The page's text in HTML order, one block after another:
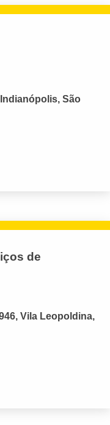
São
de
Vila Leopoldina,